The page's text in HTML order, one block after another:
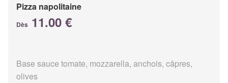
Pizza napolitaine
Dès 11.00 €
Base sauce tomate, mozzarella, anchois, câpres,
olives